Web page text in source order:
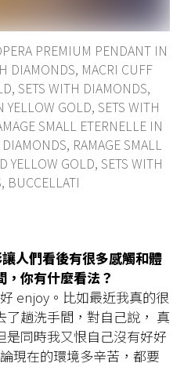
PREMIUM PENDANT IN
DIAMONDS, MACRI CUFF
SETS WITH DIAMONDS,
GOLD, SETS WITH
SMALL ETERNELLE IN
RAMAGE SMALL
YELLOW GOLD, SETS WITH
BUCCELLATI
人們看後有很多感觸和體
你有什麼看法？
enjoy。比如最近我真的很
趟洗手間，對自己說， 真
同時我又恨自己沒有好好
現在的環境多辛苦，都要